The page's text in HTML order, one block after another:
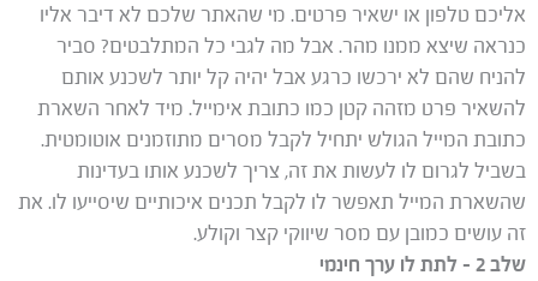
אליכם טלפון או ישאיר פרטים. מי שהאתר שלכם לא דיבר אליו
כנראה שיצא ממנו מהר. אבל מה לגבי כל המתלבטים? סביר
להניח שהם לא ירכשו כרגע אבל יהיה קל יותר לשכנע אותם
להשאיר פרט מזהה קטן כמו כתובת אימייל. מיד לאחר השארת
כתובת המייל הגולש יתחיל לקבל מסרים מתוזמנים אוטומטית.
בשביל לגרום לו לעשות את זה, צריך לשכנע אותו בעדינות
שהשארת המייל תאפשר לו לקבל תכנים איכותיים שיסייעו לו. את
זה עושים כמובן עם מסר שיווקי קצר וקולע.
שלב 2 – לתת לו ערך חינמי